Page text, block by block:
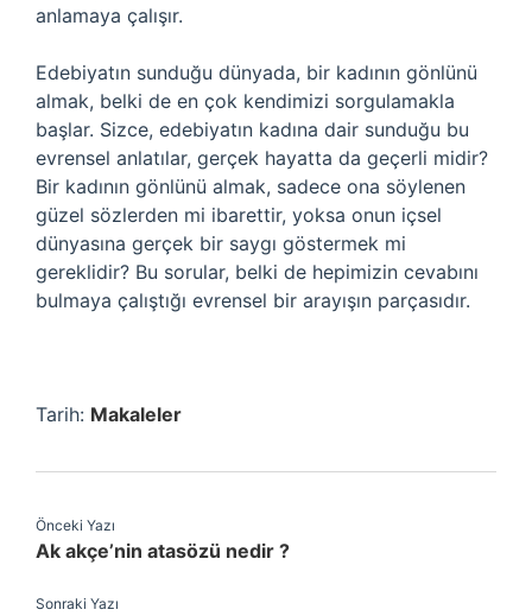
anlamaya çalışır.
Edebiyatın sunduğu dünyada, bir kadının gönlünü
almak, belki de en çok kendimizi sorgulamakla
başlar. Sizce, edebiyatın kadına dair sunduğu bu
evrensel anlatılar, gerçek hayatta da geçerli midir?
Bir kadının gönlünü almak, sadece ona söylenen
güzel sözlerden mi ibarettir, yoksa onun içsel
dünyasına gerçek bir saygı göstermek mi
gereklidir? Bu sorular, belki de hepimizin cevabını
bulmaya çalıştığı evrensel bir arayışın parçasıdır.
Tarih: Makaleler
Önceki Yazı
Ak akçe’nin atasözü nedir ?
Sonraki Yazı